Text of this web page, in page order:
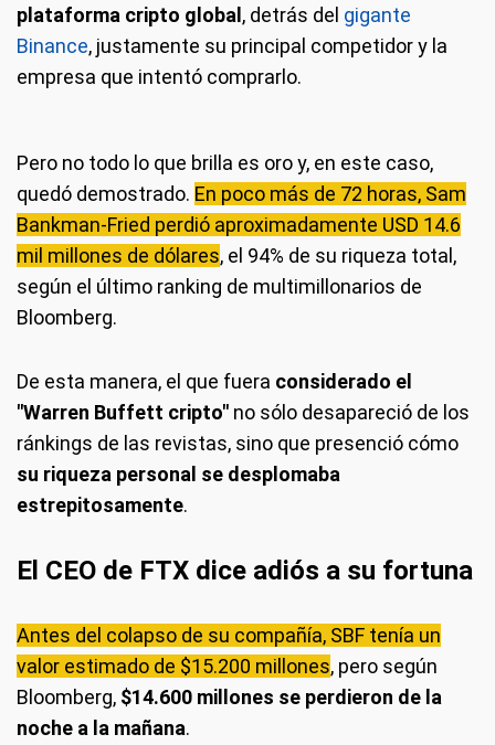
plataforma cripto global, detrás del gigante
Binance, justamente su principal competidor y la
empresa que intentó comprarlo.
Pero no todo lo que brilla es oro y, en este caso,
quedó demostrado. En poco más de 72 horas, Sam
Bankman-Fried perdió aproximadamente USD 14.6
mil millones de dólares, el 94% de su riqueza total,
según el último ranking de multimillonarios de
Bloomberg.
De esta manera, el que fuera considerado el
"Warren Buffett cripto" no sólo desapareció de los
ránkings de las revistas, sino que presenció cómo
su riqueza personal se desplomaba
estrepitosamente.
El CEO de FTX dice adiós a su fortuna
Antes del colapso de su compañía, SBF tenía un
valor estimado de $15.200 millones, pero según
Bloomberg, $14.600 millones se perdieron de la
noche a la mañana.